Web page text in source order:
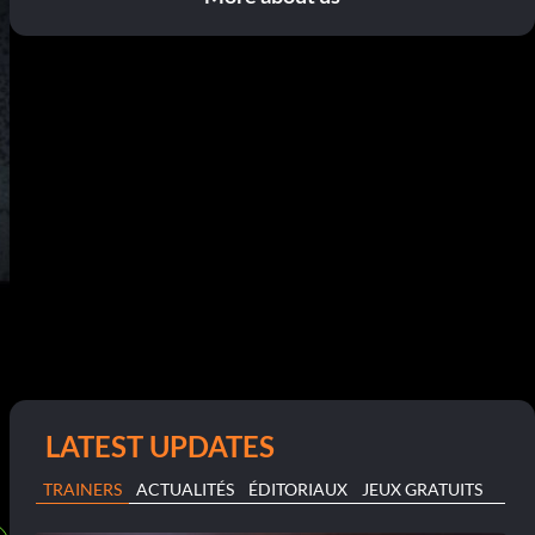
LATEST UPDATES
TRAINERS ACTUALITÉS ÉDITORIAUX JEUX GRATUITS